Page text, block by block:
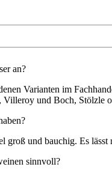
an?
Varianten im
und Boch, Stölzle
groß und bauchig. Es
sinnvoll?